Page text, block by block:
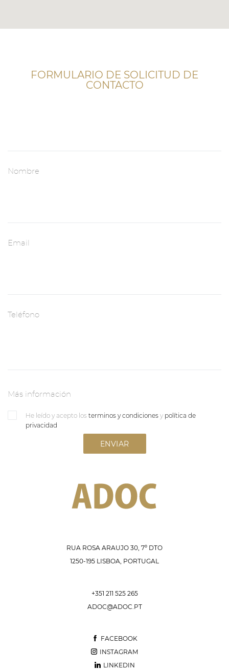
FORMULARIO DE SOLICITUD DE
CONTACTO
Nombre
Email
Teléfono
Más información
He leído y acepto los terminos y condiciones y política de
privacidad
ENVIAR
RUA ROSA ARAÚJO 30, 7º DTO
1250-195 LISBOA, PORTUGAL
+351 211 525 265
ADOC@ADOC.PT
FACEBOOK
INSTAGRAM
LINKEDIN